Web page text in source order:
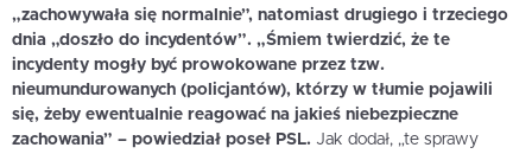
„zachowywała się normalnie”, natomiast drugiego i trzeciego
dnia „doszło do incydentów”. „Śmiem twierdzić, że te
incydenty mogły być prowokowane przez tzw.
nieumundurowanych (policjantów), którzy w tłumie pojawili
się, żeby ewentualnie reagować na jakieś niebezpieczne
zachowania” – powiedział poseł PSL. Jak dodał, „te sprawy